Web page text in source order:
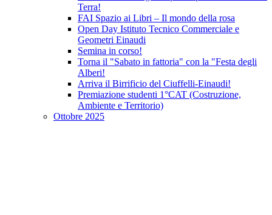
Terra!
FAI Spazio ai Libri – Il mondo della rosa
Open Day Istituto Tecnico Commerciale e
Geometri Einaudi
Semina in corso!
Torna il "Sabato in fattoria" con la "Festa degli
Alberi!
Arriva il Birrificio del Ciuffelli-Einaudi!
Premiazione studenti 1°CAT (Costruzione,
Ambiente e Territorio)
Ottobre 2025